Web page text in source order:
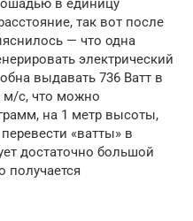
в единицу
так вот после
— что одна
электрический
выдавать 736 Ватт в
м/с, что можно
на 1 метр высоты,
«ватты» в
достаточно большой
получается